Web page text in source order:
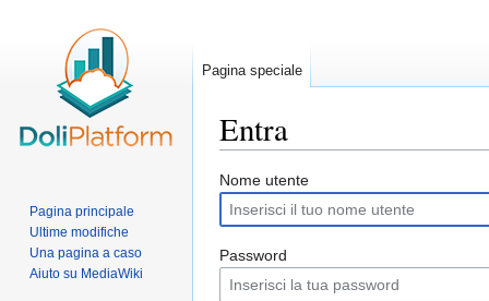
Entra
Vai
alla
navigazione
Vai
alla
ricerca
Nome utente
Password
Pagina speciale
Pagina principale
Ultime modifiche
Una pagina a caso
Aiuto su MediaWiki